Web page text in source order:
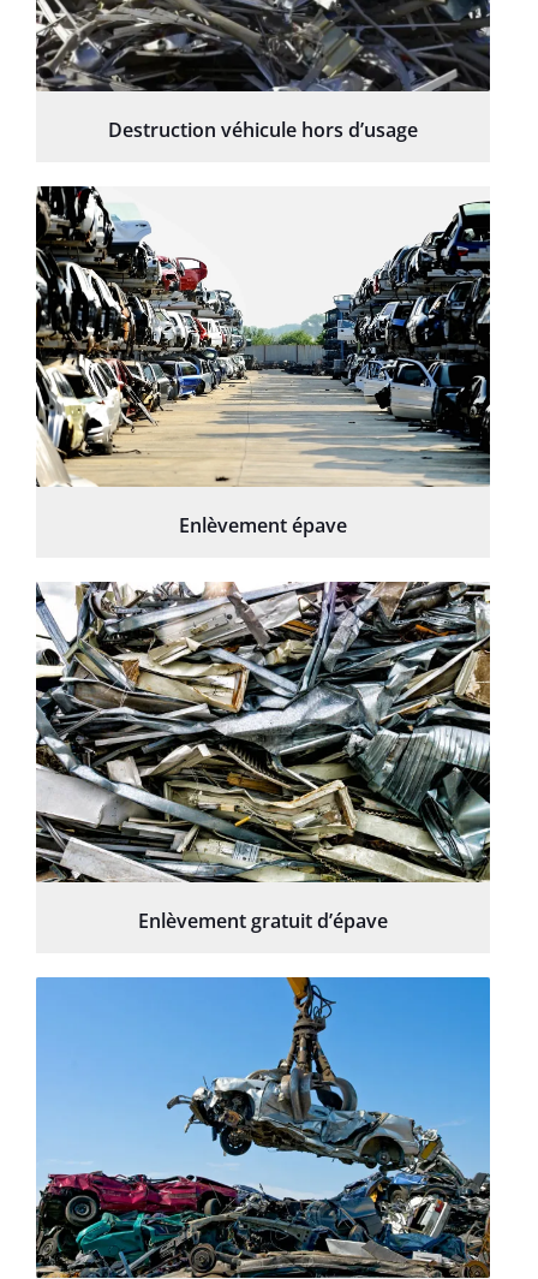
Destruction véhicule hors d’usage
Enlèvement épave
Enlèvement gratuit d’épave